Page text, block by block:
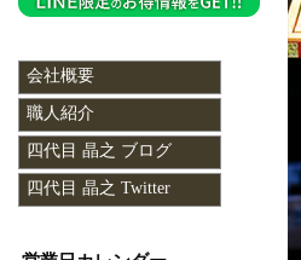
会社概要
職人紹介
四代目 晶之 ブログ
四代目 晶之 Twitter